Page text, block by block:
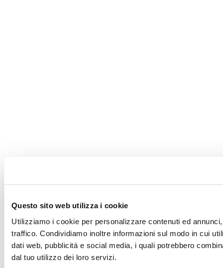
Questo sito web utilizza i cookie
Utilizziamo i cookie per personalizzare contenuti ed
traffico. Condividiamo inoltre informazioni sul modo in cui
dati web, pubblicità e social media, i quali potrebbero
dal tuo utilizzo dei loro servizi.